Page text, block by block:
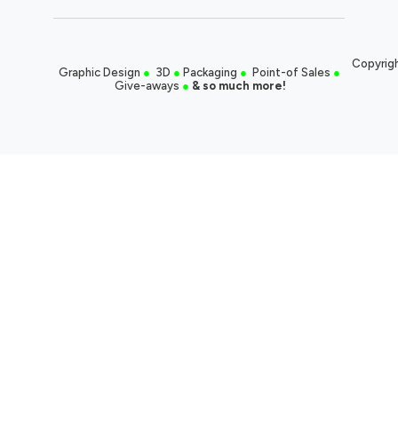
Graphic Design ● 3D ● Packaging ● Point-of Sales ●
Give-aways ● & so much more!